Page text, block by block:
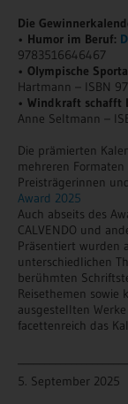
Die
• Humor im Beruf:
9783516646467
• Olympische
Hartmann – ISBN
• Windkraft schafft
Anne Seltmann –
Die prämierten
mehreren
Preisträgerinnen
Award 2025
Auch abseits des
CALVENDO und
Präsentiert wurden
unterschiedlichen
berühmten
Reisethemen sowie
ausgestellten
facettenreich das
5. September 2025